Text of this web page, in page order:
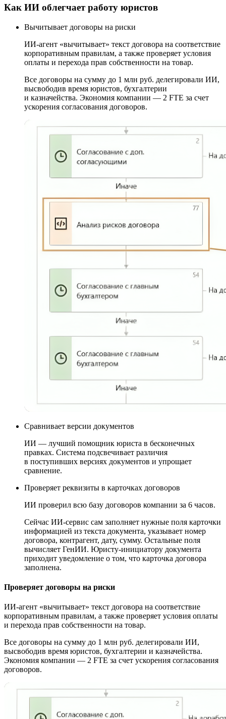
Как ИИ облегчает работу юристов
Вычитывает договоры на риски
ИИ-агент «вычитывает» текст договора на соответствие
корпоративным правилам, а также проверяет условия
оплаты и перехода прав собственности на товар.
Все договоры на сумму до 1 млн руб. делегировали ИИ,
высвободив время юристов, бухгалтерии
и казначейства. Экономия компании — 2 FTE за счет
ускорения согласования договоров.
Сравнивает версии документов
ИИ — лучший помощник юриста в бесконечных
правках. Система подсвечивает различия
в поступивших версиях документов и упрощает
сравнение.
Проверяет реквизиты в карточках договоров
ИИ проверил всю базу договоров компании за 6 часов.
Сейчас ИИ-сервис сам заполняет нужные поля карточки
информацией из текста документа, указывает номер
договора, контрагент, дату, сумму. Остальные поля
вычисляет ГенИИ. Юристу-инициатору документа
приходит уведомление о том, что карточка договора
заполнена.
Проверяет договоры на риски
ИИ-агент «вычитывает» текст договора на соответствие
корпоративным правилам, а также проверяет условия оплаты
и перехода прав собственности на товар.
Все договоры на сумму до 1 млн руб. делегировали ИИ,
высвободив время юристов, бухгалтерии и казначейства.
Экономия компании — 2 FTE за счет ускорения согласования
договоров.